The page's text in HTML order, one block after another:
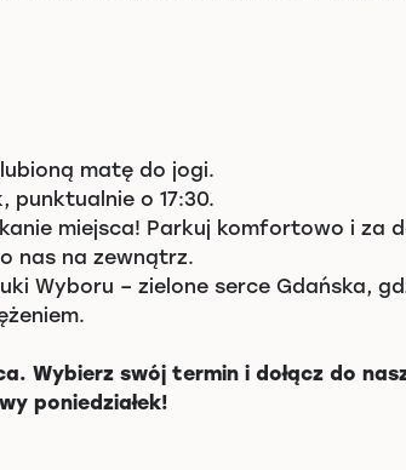
matę do jogi.
punktualnie o 17:30.
miejsca! Parkuj komfortowo i za
nas na zewnątrz.
Wyboru – zielone serce Gdańska,
Wybierz swój termin i dołącz do
poniedziałek!